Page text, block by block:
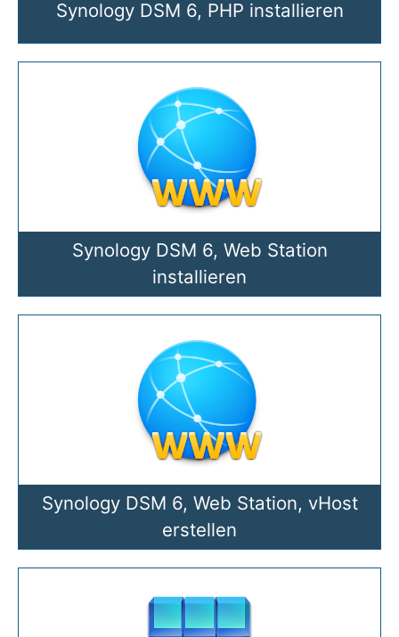
Synology DSM 6, PHP installieren
Synology DSM 6, Web Station
installieren
Synology DSM 6, Web Station, vHost
erstellen